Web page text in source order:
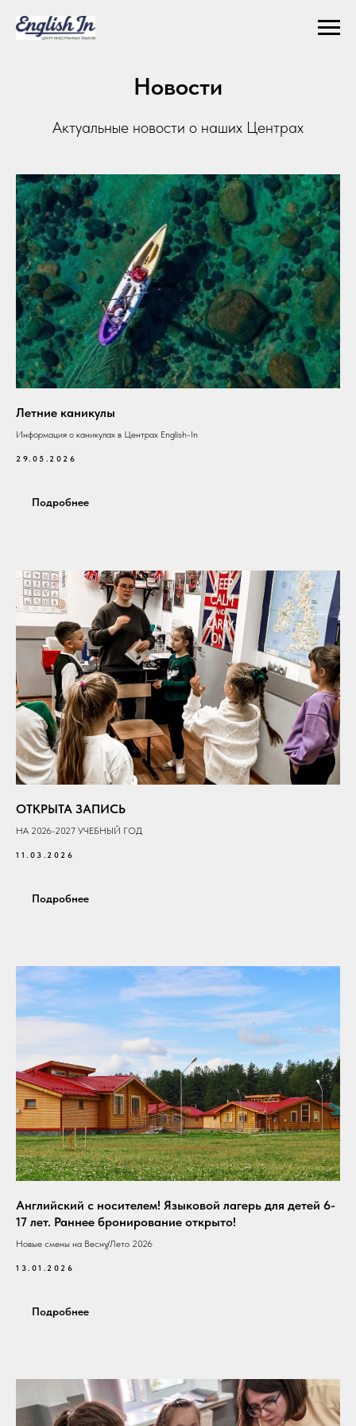
Новости
Актуальные новости о наших Центрах
Летние каникулы
Информация о каникулах в Центрах English-In
29.05.2026
Подробнее
ОТКРЫТА ЗАПИСЬ
НА 2026-2027 УЧЕБНЫЙ ГОД
11.03.2026
Подробнее
Английский с носителем! Языковой лагерь для детей 6-
17 лет. Раннее бронирование открыто!
Новые смены на Весну/Лето 2026
13.01.2026
Подробнее